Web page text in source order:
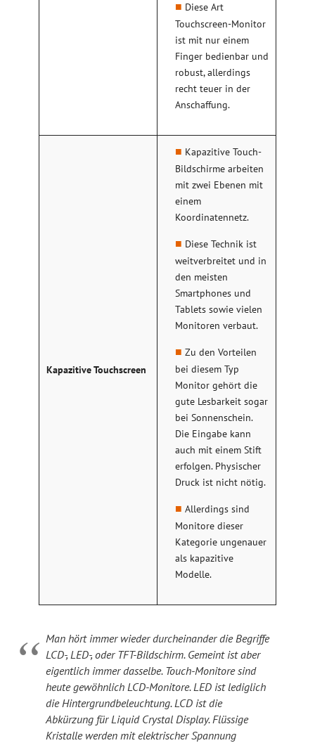
Diese Art
Touchscreen-Monitor
ist mit nur einem
Finger bedienbar und
robust, allerdings
recht teuer in der
Anschaffung.
Kapazitive Touchscreen
Kapazitive Touch-
Bildschirme arbeiten
mit zwei Ebenen mit
einem
Koordinatennetz.
Diese Technik ist
weitverbreitet und in
den meisten
Smartphones und
Tablets sowie vielen
Monitoren verbaut.
Zu den Vorteilen
bei diesem Typ
Monitor gehört die
gute Lesbarkeit sogar
bei Sonnenschein.
Die Eingabe kann
auch mit einem Stift
erfolgen. Physischer
Druck ist nicht nötig.
Allerdings sind
Monitore dieser
Kategorie ungenauer
als kapazitive
Modelle.
Man hört immer wieder durcheinander die Begriffe
LCD-, LED-, oder TFT-Bildschirm. Gemeint ist aber
eigentlich immer dasselbe. Touch-Monitore sind
heute gewöhnlich LCD-Monitore. LED ist lediglich
die Hintergrundbeleuchtung. LCD ist die
Abkürzung für Liquid Crystal Display. Flüssige
Kristalle werden mit elektrischer Spannung